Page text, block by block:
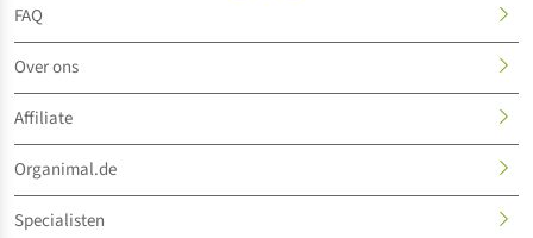
FAQ
Over ons
Affiliate
Organimal.de
Specialisten